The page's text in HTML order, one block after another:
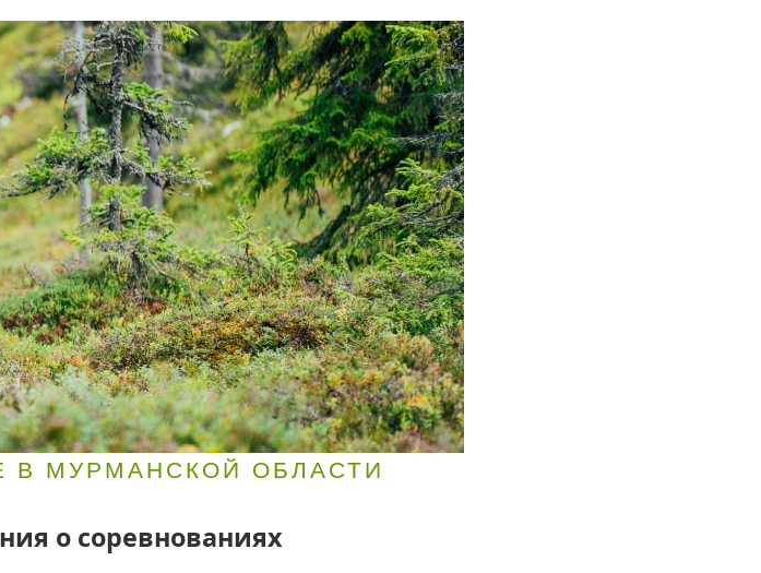
В МУРМАНСКОЙ ОБЛАСТИ
о соревнованиях